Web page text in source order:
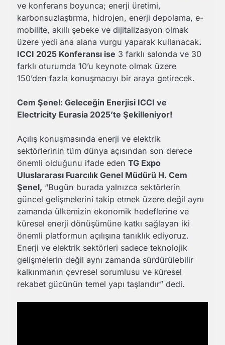
ve konferans boyunca; enerji üretimi,
karbonsuzlaştırma, hidrojen, enerji depolama, e-
mobilite, akıllı şebeke ve dijitalizasyon olmak
üzere yedi ana alana vurgu yaparak kullanacak.
ICCI 2025 Konferansı ise 3 farklı salonda ve 30
farklı oturumda 10’u keynote olmak üzere
150’den fazla konuşmacıyı bir araya getirecek.
Cem Şenel: Geleceğin Enerjisi ICCI ve
Electricity Eurasia 2025’te Şekilleniyor!
Açılış konuşmasında enerji ve elektrik
sektörlerinin tüm dünya açısından son derece
önemli olduğunu ifade eden TG Expo
Uluslararası Fuarcılık Genel Müdürü H. Cem
Şenel, “Bugün burada yalnızca sektörlerin
güncel gelişmelerini takip etmek üzere değil aynı
zamanda ülkemizin ekonomik hedeflerine ve
küresel enerji dönüşümüne katkı sağlayan iki
önemli platformun açılışına tanıklık ediyoruz.
Enerji ve elektrik sektörleri sadece teknolojik
gelişmelerin değil aynı zamanda sürdürülebilir
kalkınmanın çevresel sorumlusu ve küresel
rekabet gücünün temel yapı taşlarıdır” dedi.